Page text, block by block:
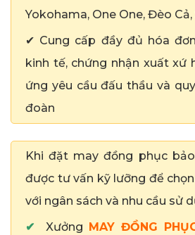
Yokohama, One One, Đèo Cả,
✔ Cung cấp đầy đủ hóa
kinh tế, chứng nhận xuất xứ
ứng yêu cầu đấu thầu và
đoàn
Khi đặt may đồng phục
được tư vấn kỹ lưỡng để
với ngân sách và nhu cầu sử
✔ Xưởng
MAY ĐỒNG